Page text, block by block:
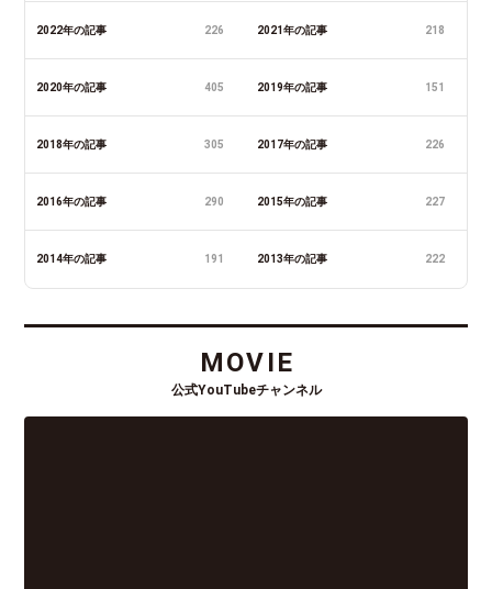
2022年の記事 226 2021年の記事 218
2020年の記事 405 2019年の記事 151
2018年の記事 305 2017年の記事 226
2016年の記事 290 2015年の記事 227
2014年の記事 191 2013年の記事 222
MOVIE
公式YouTubeチャンネル